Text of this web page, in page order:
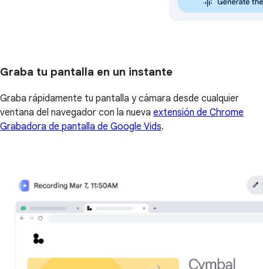
Graba tu pantalla en un instante
Graba rápidamente tu pantalla y cámara desde cualquier
ventana del navegador con la nueva extensión de Chrome
Grabadora de pantalla de Google Vids.